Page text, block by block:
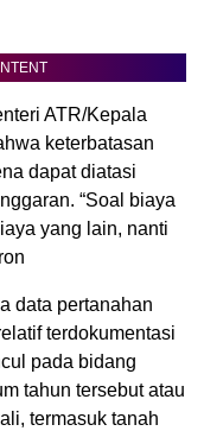
ATR/Kepala
keterbatasan
dapat diatasi
“Soal biaya
yang lain, nanti
data pertanahan
terdokumentasi
pada bidang
tahun tersebut atau
termasuk tanah